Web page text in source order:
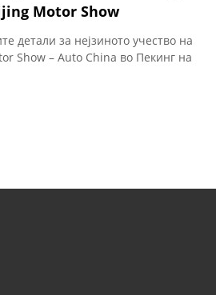
Motor Show
детали за нејзиното учество на
Show – Auto China во Пекинг на